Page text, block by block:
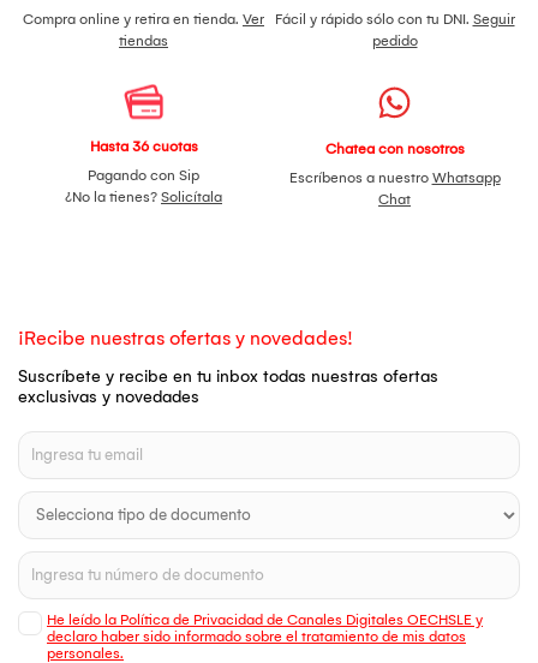
Compra online y retira en tienda. Ver
tiendas
Fácil y rápido sólo con tu DNI. Seguir
pedido
Hasta 36 cuotas
Pagando con Sip
¿No la tienes? Solicítala
Chatea con nosotros
Escríbenos a nuestro Whatsapp
Chat
¡Recibe nuestras ofertas y novedades!
Suscríbete y recibe en tu inbox todas nuestras ofertas
exclusivas y novedades
He leído la Política de Privacidad de Canales Digitales OECHSLE y
declaro haber sido informado sobre el tratamiento de mis datos
personales.